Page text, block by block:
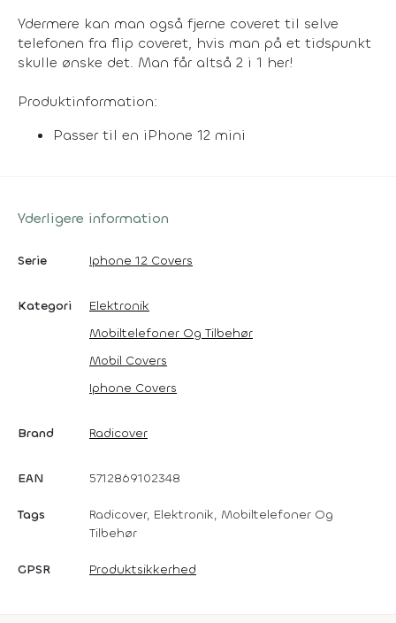
Ydermere kan man også fjerne coveret til selve
telefonen fra flip coveret, hvis man på et tidspunkt
skulle ønske det. Man får altså 2 i 1 her!
Produktinformation:
Passer til en iPhone 12 mini
Yderligere information
Serie Iphone 12 Covers
Kategori
Elektronik
Mobiltelefoner Og Tilbehør
Mobil Covers
Iphone Covers
Brand Radicover
EAN 5712869102348
Tags
Radicover, Elektronik, Mobiltelefoner Og
Tilbehør
GPSR Produktsikkerhed